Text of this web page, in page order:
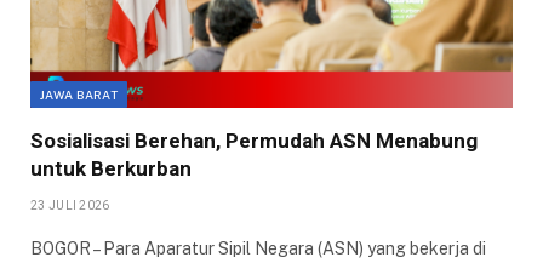
JAWA BARAT
Sosialisasi Berehan, Permudah ASN Menabung
untuk Berkurban
23 JULI 2026
BOGOR – Para Aparatur Sipil Negara (ASN) yang bekerja di